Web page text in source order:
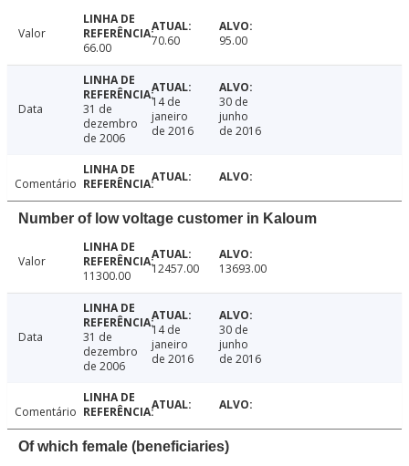
Valor
66.00
70.60 95.00
Data
31 de
dezembro
de 2006
14 de
janeiro
de 2016
30 de
junho
de 2016
Comentário
Number of low voltage customer in Kaloum
Valor
11300.00
12457.00 13693.00
Data
31 de
dezembro
de 2006
14 de
janeiro
de 2016
30 de
junho
de 2016
Comentário
Of which female (beneficiaries)